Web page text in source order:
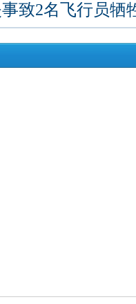
致2名飞行员牺